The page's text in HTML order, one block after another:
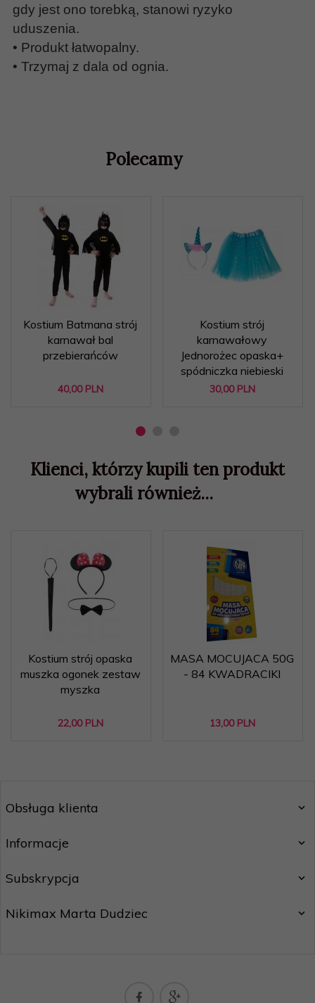
gdy jest ono torebką, stanowi ryzyko
uduszenia.
• Produkt łatwopalny.
• Trzymaj z dala od ognia.
Polecamy
Kostium Batmana strój
karnawał bal
przebierańców
40,00 PLN
Kostium strój
karnawałowy
Jednorożec opaska+
spódniczka niebieski
30,00 PLN
Klienci, którzy kupili ten produkt
wybrali również...
Kostium strój opaska
muszka ogonek zestaw
myszka
22,00 PLN
MASA MOCUJACA 50G
- 84 KWADRACIKI
13,00 PLN
Obsługa klienta
Informacje
Subskrypcja
Nikimax Marta Dudziec